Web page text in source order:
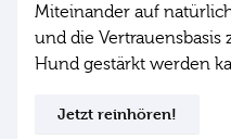
Miteinander auf
und die
Hund gestärkt werden
Jetzt reinhören!